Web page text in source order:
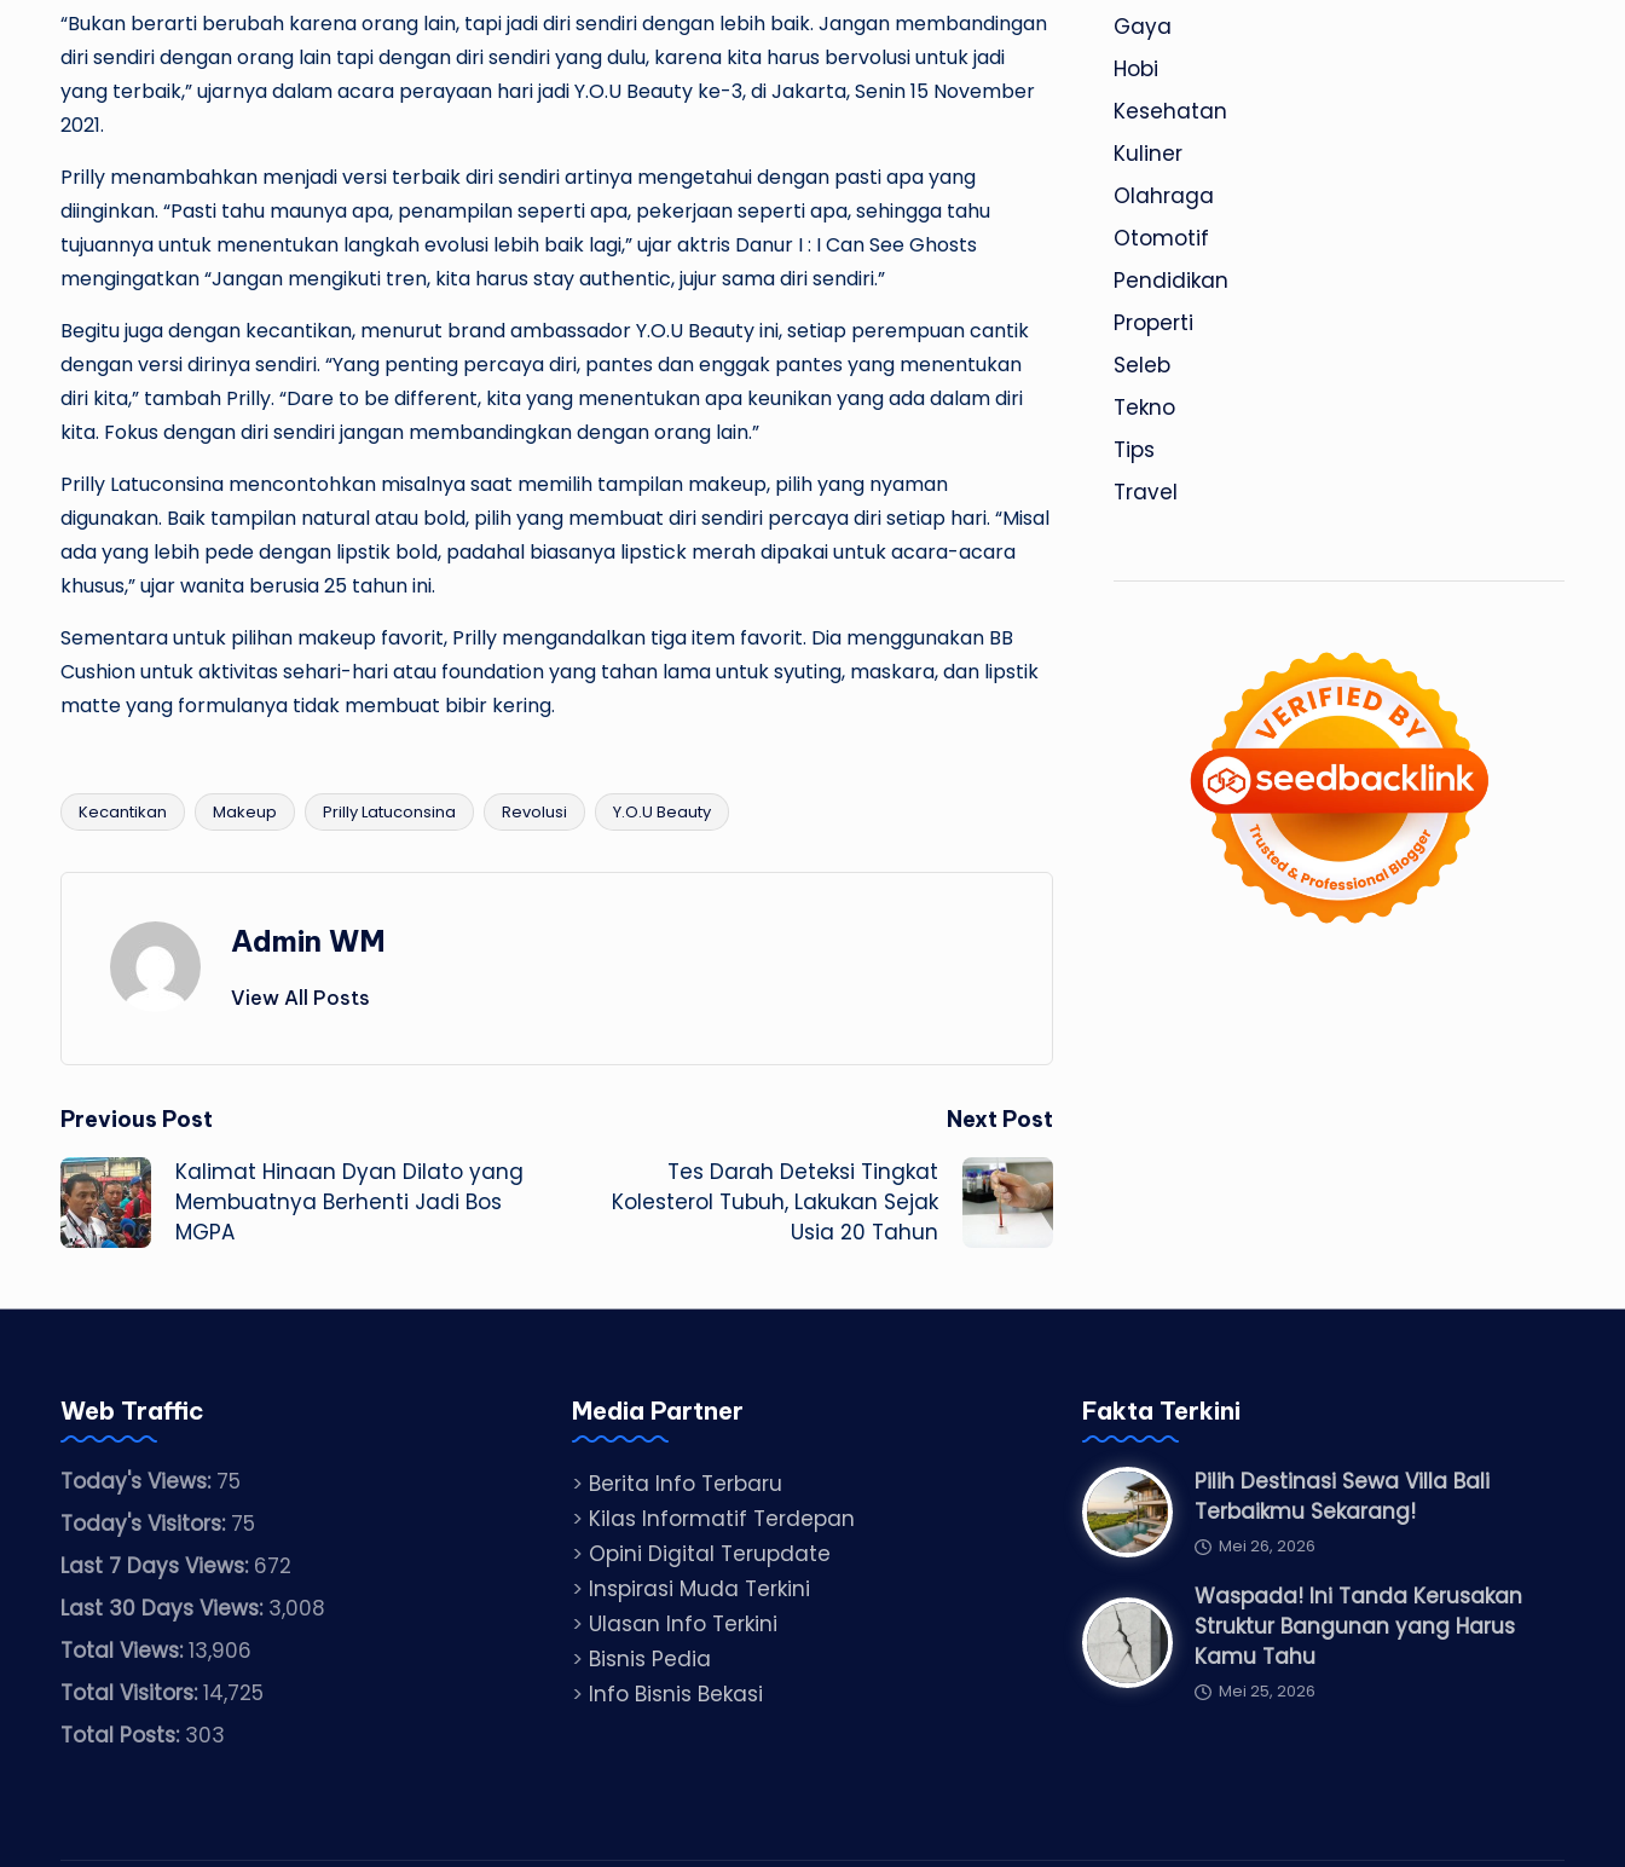
“Bukan berarti berubah karena orang lain, tapi jadi diri sendiri dengan lebih baik. Jangan membandingan
diri sendiri dengan orang lain tapi dengan diri sendiri yang dulu, karena kita harus bervolusi untuk jadi
yang terbaik,” ujarnya dalam acara perayaan hari jadi Y.O.U Beauty ke-3, di Jakarta, Senin 15 November
2021.
Prilly menambahkan menjadi versi terbaik diri sendiri artinya mengetahui dengan pasti apa yang
diinginkan. “Pasti tahu maunya apa, penampilan seperti apa, pekerjaan seperti apa, sehingga tahu
tujuannya untuk menentukan langkah evolusi lebih baik lagi,” ujar aktris Danur I : I Can See Ghosts
mengingatkan “Jangan mengikuti tren, kita harus stay authentic, jujur sama diri sendiri.”
Begitu juga dengan kecantikan, menurut brand ambassador Y.O.U Beauty ini, setiap perempuan cantik
dengan versi dirinya sendiri. “Yang penting percaya diri, pantes dan enggak pantes yang menentukan
diri kita,” tambah Prilly. “Dare to be different, kita yang menentukan apa keunikan yang ada dalam diri
kita. Fokus dengan diri sendiri jangan membandingkan dengan orang lain.”
Prilly Latuconsina mencontohkan misalnya saat memilih tampilan makeup, pilih yang nyaman
digunakan. Baik tampilan natural atau bold, pilih yang membuat diri sendiri percaya diri setiap hari. “Misal
ada yang lebih pede dengan lipstik bold, padahal biasanya lipstick merah dipakai untuk acara-acara
khusus,” ujar wanita berusia 25 tahun ini.
Sementara untuk pilihan makeup favorit, Prilly mengandalkan tiga item favorit. Dia menggunakan BB
Cushion untuk aktivitas sehari-hari atau foundation yang tahan lama untuk syuting, maskara, dan lipstik
matte yang formulanya tidak membuat bibir kering.
Tags:
Kecantikan Makeup Prilly Latuconsina Revolusi Y.O.U Beauty
Admin WM
View All Posts
Post
navigation
Previous Post
Kalimat Hinaan Dyan Dilato yang
Membuatnya Berhenti Jadi Bos
MGPA
Next Post
Tes Darah Deteksi Tingkat
Kolesterol Tubuh, Lakukan Sejak
Usia 20 Tahun
Gaya
Hobi
Kesehatan
Kuliner
Olahraga
Otomotif
Pendidikan
Properti
Seleb
Tekno
Tips
Travel
Web Traffic
Today's Views: 75
Today's Visitors: 75
Last 7 Days Views: 672
Last 30 Days Views: 3,008
Total Views:13,906
Total Visitors:14,725
Total Posts: 303
Media Partner
> Berita Info Terbaru
> Kilas Informatif Terdepan
> Opini Digital Terupdate
> Inspirasi Muda Terkini
> Ulasan Info Terkini
> Bisnis Pedia
> Info Bisnis Bekasi
Fakta Terkini
Pilih Destinasi Sewa Villa Bali
Terbaikmu Sekarang!
Mei 26, 2026
Waspada! Ini Tanda Kerusakan
Struktur Bangunan yang Harus
Kamu Tahu
Mei 25, 2026